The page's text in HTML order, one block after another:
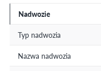
Nadwozie
Typ nadwozia
Nazwa nadwozia